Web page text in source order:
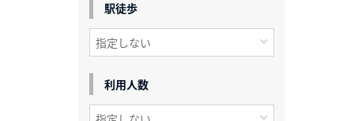
駅徒歩
利用人数